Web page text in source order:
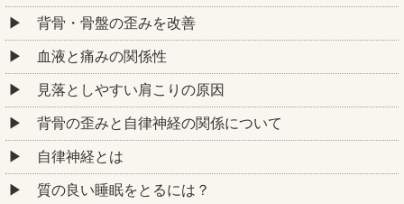
背骨・骨盤の歪みを改善
血液と痛みの関係性
見落としやすい肩こりの原因
背骨の歪みと自律神経の関係について
自律神経とは
質の良い睡眠をとるには？